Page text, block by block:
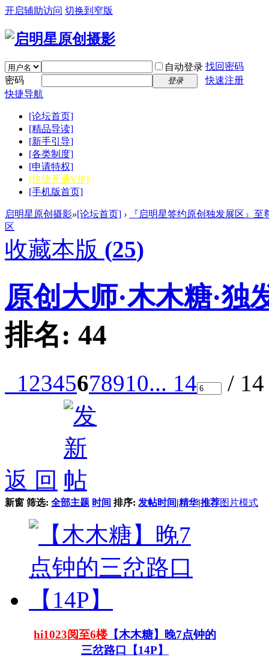
开启辅助访问 切换到窄版
自动登录 找回密码
密码
登录
快速注册
快捷导航
[论坛首页]
[精品导读]
[新手引导]
[各类制度]
[申请特权]
[快捷开通VIP]
[手机版首页]
启明星原创摄影»[论坛首页] ›
『启明星签约原创独发展区』
区
收藏本版 (25)
原创大师·木木糖·独
排名: 44
12345678910... 14 /
返 回
新窗 筛选: 全部主题 时间 排序: 发帖时间|精华|推荐图片模式
hi1023阅至6楼【木木糖】晚7点钟的
三岔路口【14P】